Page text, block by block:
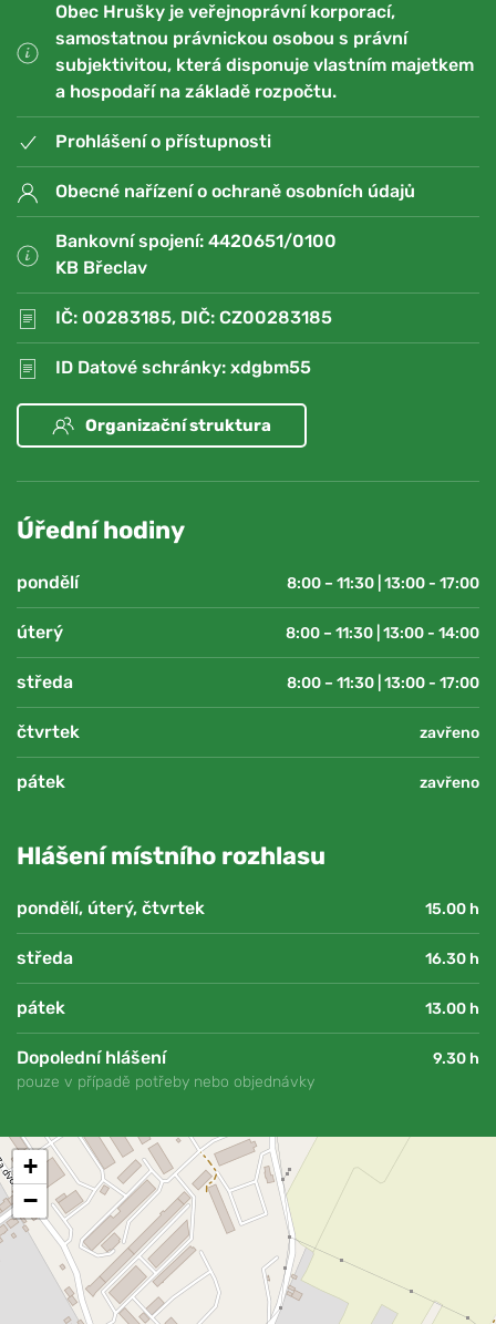
Obec Hrušky je veřejnoprávní korporací,
samostatnou právnickou osobou s právní
subjektivitou, která disponuje vlastním majetkem
a hospodaří na základě rozpočtu.
Prohlášení o přístupnosti
Obecné nařízení o ochraně osobních údajů
Bankovní spojení: 4420651/0100
KB Břeclav
IČ: 00283185, DIČ: CZ00283185
ID Datové schránky: xdgbm55
Organizační struktura
Úřední hodiny
pondělí 8:00 – 11:30 | 13:00 - 17:00
úterý 8:00 – 11:30 | 13:00 - 14:00
středa 8:00 – 11:30 | 13:00 - 17:00
čtvrtek zavřeno
pátek zavřeno
Hlášení místního rozhlasu
pondělí, úterý, čtvrtek 15.00 h
středa 16.30 h
pátek 13.00 h
Dopolední hlášení
9.30 h
pouze v případě potřeby nebo objednávky
+
−